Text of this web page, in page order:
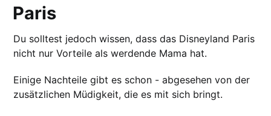
Paris
Du solltest jedoch wissen, dass das Disneyland Paris
nicht nur Vorteile als werdende Mama hat.
Einige Nachteile gibt es schon - abgesehen von der
zusätzlichen Müdigkeit, die es mit sich bringt.